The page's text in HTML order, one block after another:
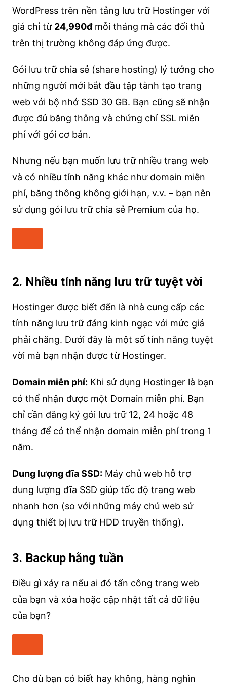
WordPress trên nền tảng lưu trữ Hostinger với
giá chỉ từ 24,990đmỗi tháng mà các đối thủ
trên thị trường không đáp ứng được.
Gói lưu trữ chia sẻ (share hosting) lý tưởng cho
những người mới bắt đầu tập tành tạo trang
web với bộ nhớ SSD 30 GB. Bạn cũng sẽ nhận
được đủ băng thông và chứng chỉ SSL miễn
phí với gói cơ bản.
Nhưng nếu bạn muốn lưu trữ nhiều trang web
và có nhiều tính năng khác như domain miễn
phí, băng thông không giới hạn, v.v. – bạn nên
sử dụng gói lưu trữ chia sẻ Premium của họ.
2. Nhiều tính năng lưu trữ tuyệt vời
Hostinger được biết đến là nhà cung cấp các
tính năng lưu trữ đáng kinh ngạc với mức giá
phải chăng. Dưới đây là một số tính năng tuyệt
vời mà bạn nhận được từ Hostinger.
Domain miễn phí: Khi sử dụng Hostinger là bạn
có thể nhận được một Domain miễn phí. Bạn
chỉ cần đăng ký gói lưu trữ 12, 24 hoặc 48
tháng để có thể nhận domain miễn phí trong 1
năm.
Dung lượng đĩa SSD:Máy chủ web hỗ trợ
dung lượng đĩa SSD giúp tốc độ trang web
nhanh hơn (so với những máy chủ web sử
dụng thiết bị lưu trữ HDD truyền thống).
3. Backup hằng tuần
Điều gì xảy ra nếu ai đó tấn công trang web
của bạn và xóa hoặc cập nhật tất cả dữ liệu
của bạn?
Cho dù bạn có biết hay không, hàng nghìn